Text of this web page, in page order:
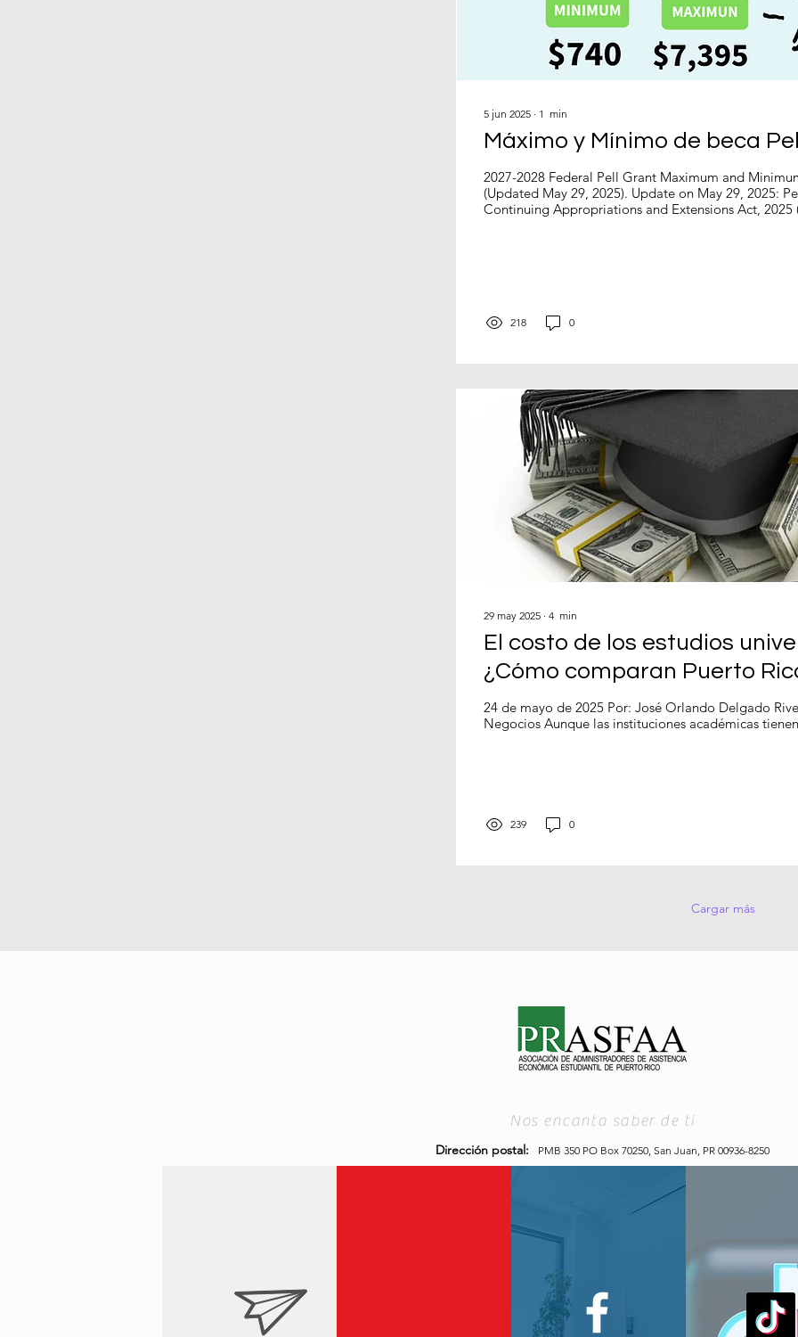
5 jun 2025 ∙ 1 min
Máximo y Mínimo de beca
2027-2028 Federal Pell Grant Maximum and
(Updated May 29, 2025). Update on May 29, 2025:
Continuing Appropriations and Extensions Act, 2025
218 0
29 may 2025 ∙ 4 min
El costo de los estudios
¿Cómo comparan Puerto
Unidos?
24 de mayo de 2025 Por: José Orlando Delgado
Negocios Aunque las instituciones académicas
239 0
Cargar más
Nos encanta saber de ti
Dirección postal: PMB 350 PO Box 70250, San Juan, PR 00936-8250